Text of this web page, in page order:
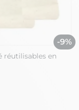
-9%
réutilisables en